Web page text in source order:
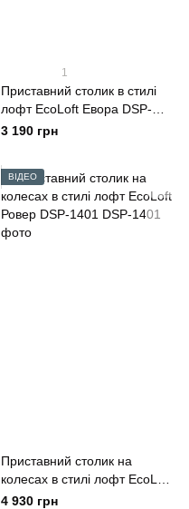
1
Приставний столик в стилі
лофт EcoLoft Евора DSP-
1346
3 190 грн
ВІДЕО
Приставний столик на
колесах в стилі лофт EcoLoft
Ровер DSP-1401
4 930 грн